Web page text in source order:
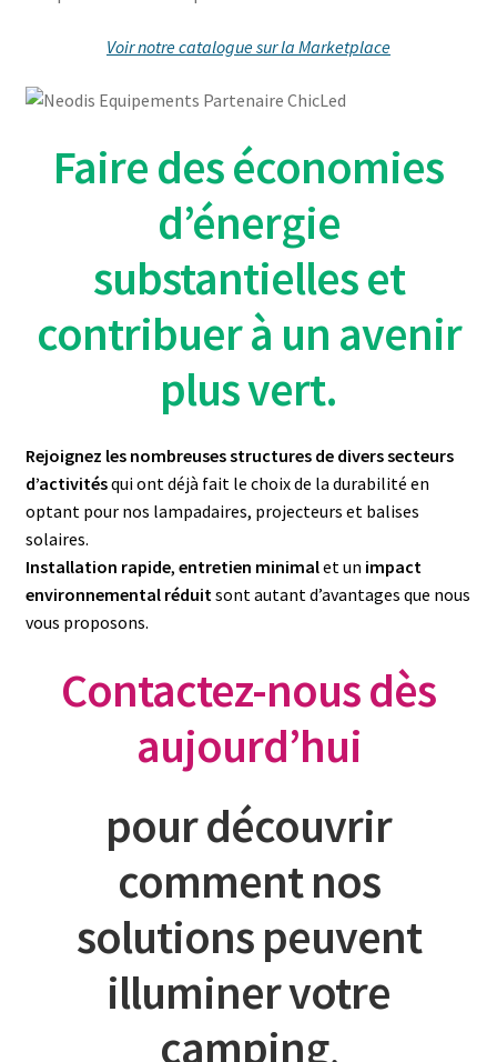
Voir notre catalogue sur la Marketplace
Faire des économies
d’énergie
substantielles et
contribuerà un avenir
plus vert.
Rejoignez les nombreuses structures de divers secteurs
d’activitésqui ont déjà fait le choix de la durabilité en
optant pour nos lampadaires, projecteurs et balises
solaires.
Installation rapide, entretien minimalet un impact
environnemental réduit sont autant d’avantages que nous
vous proposons.
Contactez-nous dès
aujourd’hui
pour découvrir
comment nos
solutions peuvent
illuminer votre
camping,